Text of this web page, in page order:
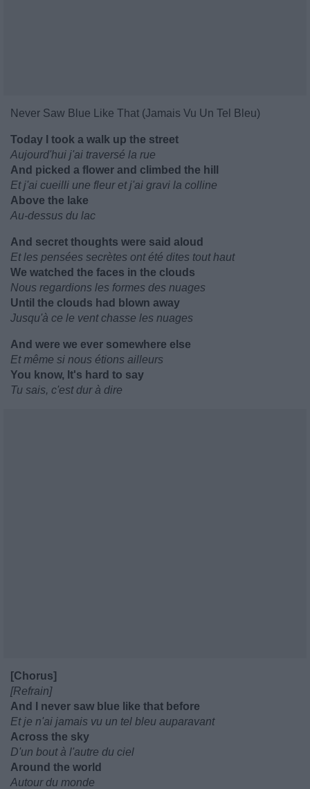
Never Saw Blue Like That (Jamais Vu Un Tel Bleu)
Today I took a walk up the street
Aujourd'hui j'ai traversé la rue
And picked a flower and climbed the hill
Et j'ai cueilli une fleur et j'ai gravi la colline
Above the lake
Au-dessus du lac
And secret thoughts were said aloud
Et les pensées secrètes ont été dites tout haut
We watched the faces in the clouds
Nous regardions les formes des nuages
Until the clouds had blown away
Jusqu'à ce le vent chasse les nuages
And were we ever somewhere else
Et même si nous étions ailleurs
You know, It's hard to say
Tu sais, c'est dur à dire
[Chorus]
[Refrain]
And I never saw blue like that before
Et je n'ai jamais vu un tel bleu auparavant
Across the sky
D'un bout à l'autre du ciel
Around the world
Autour du monde